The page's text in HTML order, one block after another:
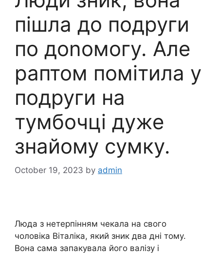
пішла до подруги
по доnомогу. Але
раптом помітила у
подруги на
тумбочці дуже
знайому сумку.
October 19, 2023 by admin
Люда з нетерпінням чекала на свого
чоловіка Віталіка, який зник два дні тому.
Вона сама запакувала його валізу і